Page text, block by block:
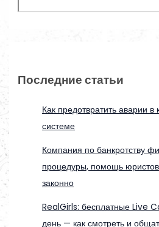
Последние статьи
Как предотвратить аварии в
системе
Компания по банкротству
процедуры, помощь
законно
RealGirls: бесплатные Live
день — как смотреть и